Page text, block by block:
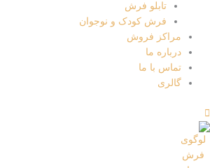
تابلو فرش
فرش کودک و نوجوان
مراکز فروش
درباره ما
تماس با ما
گالری